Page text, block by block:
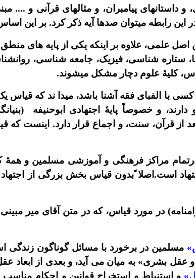
و داستانهاى پيامبران، و مثالهاى قرآنى و ....
اين رابطه ميتوان صدها آيه ذکر کرد. بر اين
علمى، علاوه بر اينکه يکى از پايه هاى
ستاره شناسى، فيزيک، جامعه شناسى،
کليۀ علوم دچار مشکل ميشوند.
الفباى فقه آشنا باشد، ميدا ند که قياس
و خصوصاً پايۀ اجتهادى ابوحنيفه
از قرآن، سنت، و اجماع قرار دارد. اينست که
مراکز فرهنگى و آموزشى مسلمين و همۀ
است.اصلا ًبدون قياس بخش بزرگى از
در مورد قياس، که در متن آقاى مير
مسلمين در برخورد با مسائل گوناگون زندگى
عقل بشرى» به ميان می آيد، و بعدى از ابعاد
و استنباط و استخراج قوانين و احکام مناسب